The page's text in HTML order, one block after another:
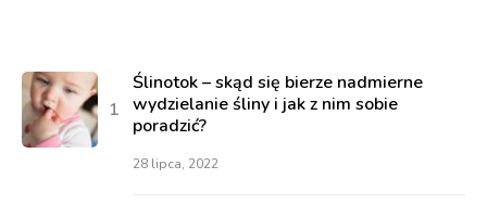
Ślinotok – skąd się bierze nadmierne
wydzielanie śliny i jak z nim sobie
poradzić?
28 lipca, 2022